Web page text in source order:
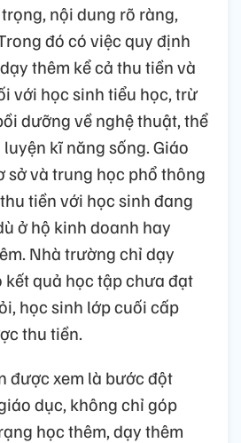
nội dung rõ ràng,
đó có việc quy định
thêm kể cả thu tiền và
với học sinh tiểu học, trừ
dưỡng về nghệ thuật, thể
kĩ năng sống. Giáo
sở và trung học phổ thông
tiền với học sinh đang
ở hộ kinh doanh hay
Nhà trường chỉ dạy
kết quả học tập chưa đạt
học sinh lớp cuối cấp
thu tiền.
được xem là bước đột
dục, không chỉ góp
học thêm, dạy thêm